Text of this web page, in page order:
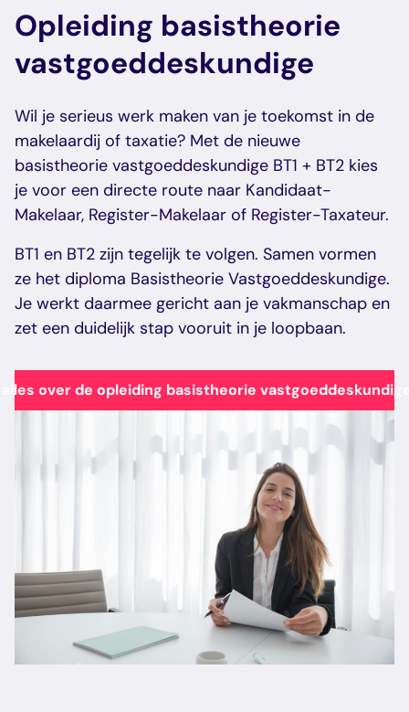
Schrijf je snel in als Register-
Makelaar Bedrijfsmatig
vastgoed
inschrijven
vastgoed
Het praktijkassessment makelaar
bedrijfsmatig vastgoed (BV) is de
laatste stap van je
makelaarsopleiding.
Meer info
Schrijf je snel in als Register-
Makelaar Bedrijfsmatig
vastgoed
inschrijven
Praktijkassessment
makelaar bedrijfsmatig
vastgoed
Het praktijkassessment makelaar
bedrijfsmatig vastgoed (BV) is de
laatste stap van je
makelaarsopleiding.
Schrijf je snel in als Register-
Makelaar Bedrijfsmatig
vastgoed
inschrijven
Opleiding basistheorie
vastgoeddeskundige
Wil je serieus werk maken van je toekomst in de
makelaardij of taxatie? Met de nieuwe
basistheorie vastgoeddeskundige BT1 + BT2 kies
je voor een directe route naar Kandidaat-
Makelaar, Register-Makelaar of Register-Taxateur.
BT1 en BT2 zijn tegelijk te volgen. Samen vormen
ze het diploma Basistheorie Vastgoeddeskundige.
Je werkt daarmee gericht aan je vakmanschap en
zet een duidelijk stap vooruit in je loopbaan.
over de opleiding basistheorie vastgoeddeskundige